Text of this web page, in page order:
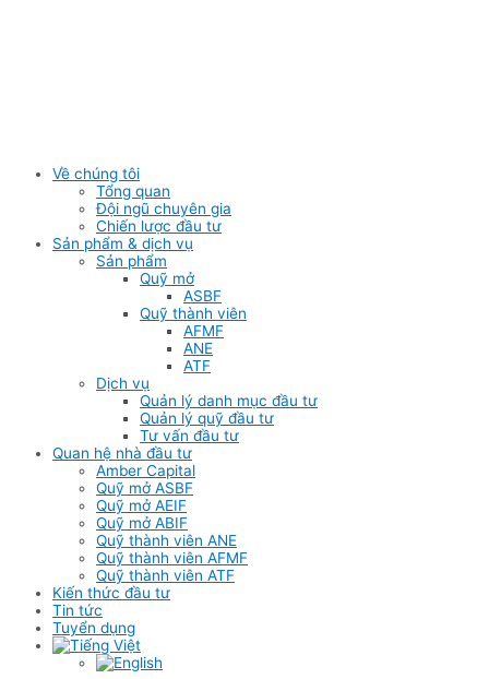
Về chúng tôi
Tổng quan
Đội ngũ chuyên gia
Chiến lược đầu tư
Sản phẩm & dịch vụ
Sản phẩm
Quỹ mở
ASBF
Quỹ thành viên
AFMF
ANE
ATF
Dịch vụ
Quản lý danh mục đầu tư
Quản lý quỹ đầu tư
Tư vấn đầu tư
Quan hệ nhà đầu tư
Amber Capital
Quỹ mở ASBF
Quỹ mở AEIF
Quỹ mở ABIF
Quỹ thành viên ANE
Quỹ thành viên AFMF
Quỹ thành viên ATF
Kiến thức đầu tư
Tin tức
Tuyển dụng